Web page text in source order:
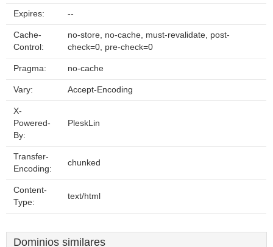
Expires: --
Cache-
Control:
no-store, no-cache, must-revalidate, post-
check=0, pre-check=0
Pragma: no-cache
Vary: Accept-Encoding
X-
Powered-
By:
PleskLin
Transfer-
Encoding:
chunked
Content-
Type:
text/html
Dominios similares